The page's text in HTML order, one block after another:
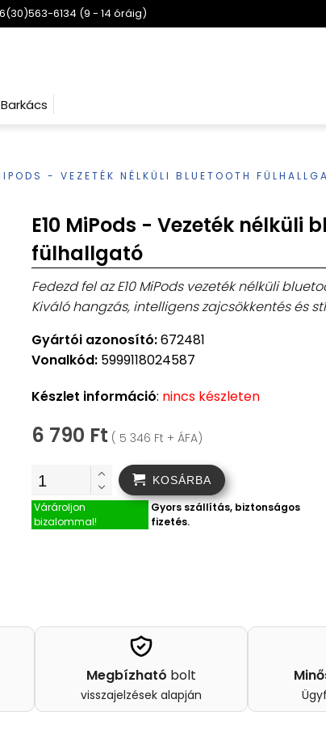
6134 (9 - 14 óráig)
Barkács
- VEZETÉK NÉLKÜLI BLUETOOTH
E10 MiPods - Vezeték nélküli
fülhallgató
Fedezd fel az E10 MiPods vezeték nélküli
Kiváló hangzás, intelligens zajcsökkentés és
Gyártói azonosító:672481
Vonalkód: 5999118024587
Készlet információ: nincs készleten
6 790 Ft ( 5 346 Ft + ÁFA)
KOSÁRBA
Várároljon
bizalommal!
Gyors szállítás, biztonságos
fizetés.
Megbízható bolt
visszajelzések alapján